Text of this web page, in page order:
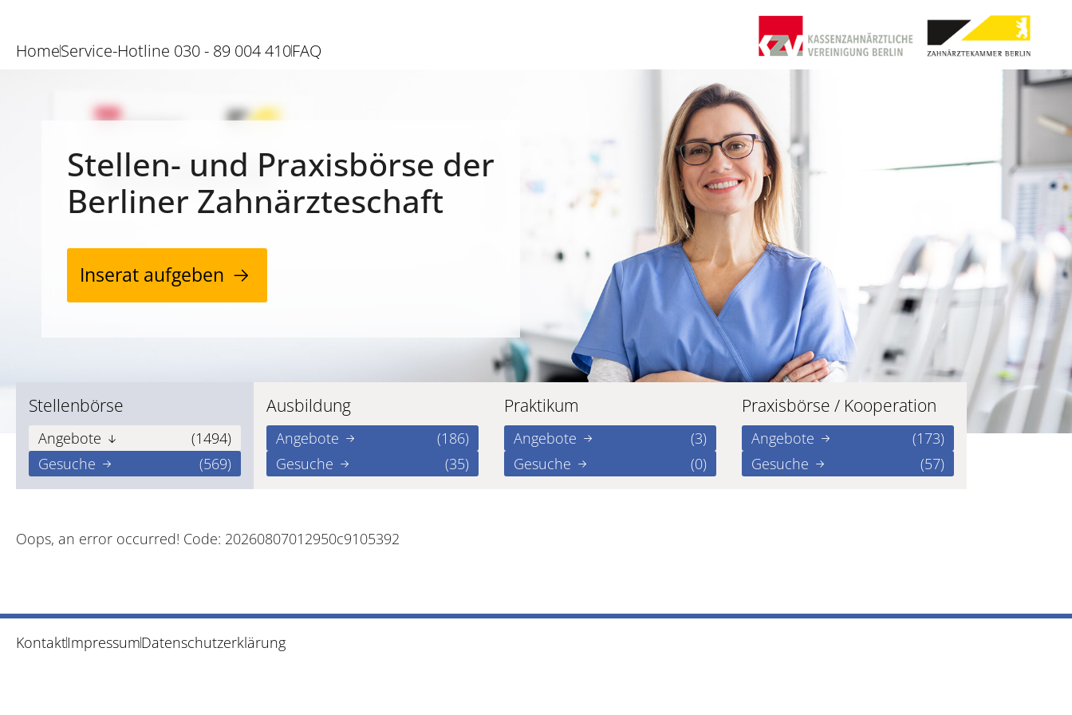
HomeService-Hotline 030 - 89 004 410FAQ
Stellen- und Praxisbörse der
Berliner Zahnärzteschaft
Inserat aufgeben
Stellenbörse
Angebote
(1494)
Gesuche
(569)
Ausbildung
Angebote
(186)
Gesuche
(35)
Praktikum
Angebote
(3)
Gesuche
(0)
Praxisbörse / Kooperation
Angebote
(173)
Gesuche
(57)
Oops, an error occurred! Code: 20260807012950c9105392
KontaktImpressumDatenschutzerklärung